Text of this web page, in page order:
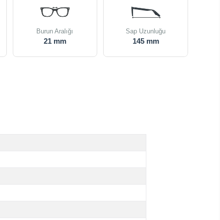
Burun Aralığı
21 mm
Sap Uzunluğu
145 mm